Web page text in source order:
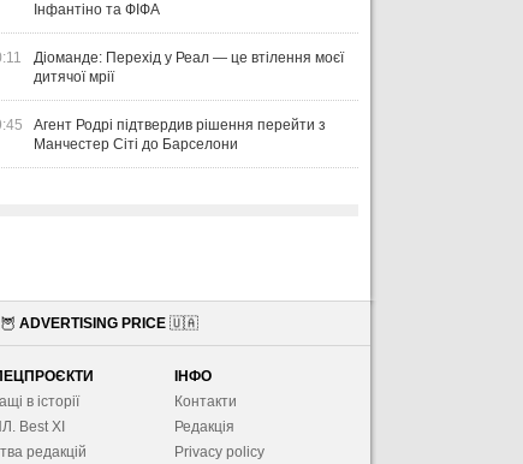
Інфантіно та ФІФА
Діоманде: Перехід у Реал — це втілення моєї
дитячої мрії
Агент Родрі підтвердив рішення перейти з
Манчестер Сіті до Барселони
🦉 ADVERTISING PRICE 🇺🇦
в історії
Best XІ
редакцій
ІНФО
Контакти
Редакція
Privacy policy